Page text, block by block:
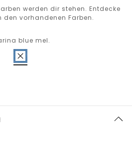
werden dir stehen. Entdecke
den vorhandenen Farben.
blue mel.